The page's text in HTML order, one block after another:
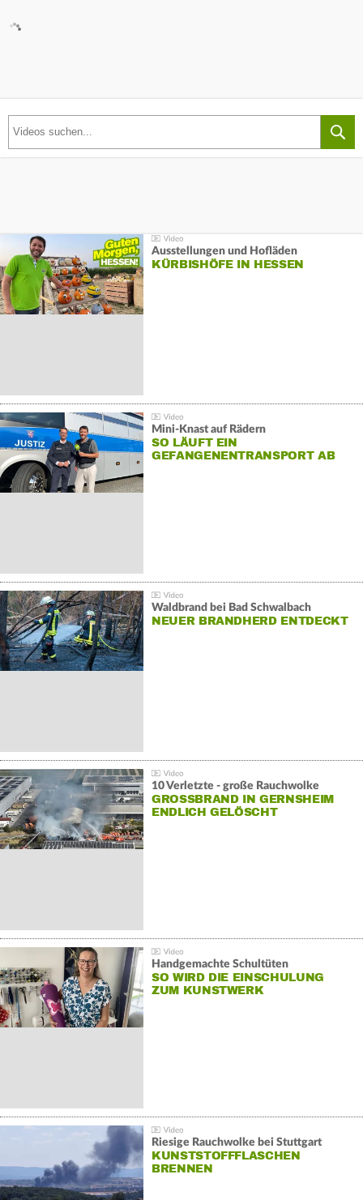
Ausstellungen und Hofläden
KÜRBISHÖFE IN HESSEN
Mini-Knast auf Rädern
SO LÄUFT EIN
GEFANGENENTRANSPORT AB
Waldbrand bei Bad Schwalbach
NEUER BRANDHERD ENTDECKT
10 Verletzte - große Rauchwolke
GROSSBRAND IN GERNSHEIM E
NDLICH GELÖSCHT
Handgemachte Schultüten
SO WIRD DIE EINSCHULUNG
ZUM KUNSTWERK
Riesige Rauchwolke bei Stuttgart
KUNSTSTOFFFLASCHEN
BRENNEN